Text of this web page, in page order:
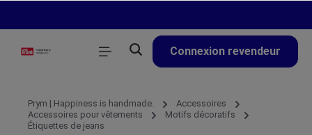
Connexion revendeur
Prym | Happiness is handmade.
Accessoires
Accessoires pour vêtements
Motifs décoratifs
Étiquettes de jeans